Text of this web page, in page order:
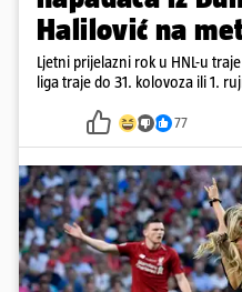
Halilović na
Ljetni prijelazni rok u HNL-u
liga traje do 31. kolovoza ili 1.
77